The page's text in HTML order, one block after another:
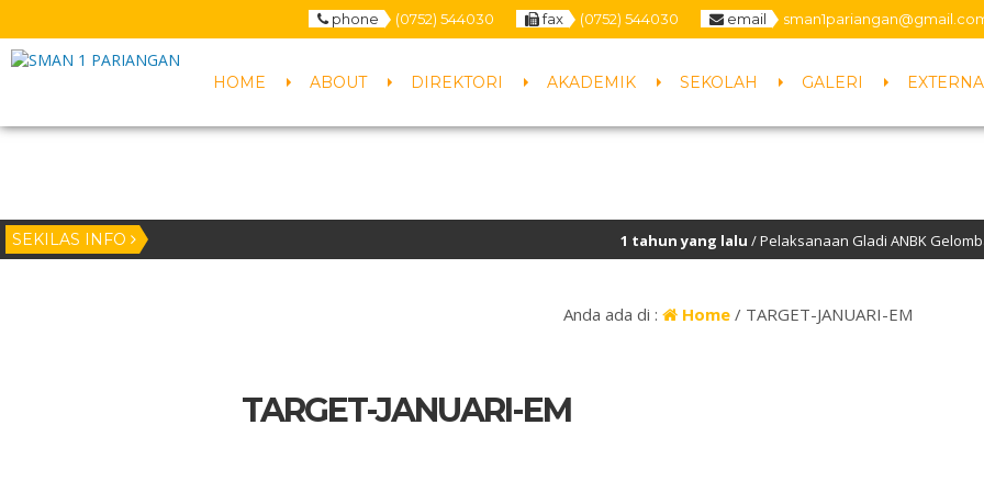
phone (0752) 544030 fax (0752) 544030 email
HOME ABOUT DIREKTORI AKADEMIK SEKOLAH GALERI
SEKILAS INFO 1 tahun yang lalu/ Pelaksanaan Gladi ANBK Gelombang
Anda ada di : Home / TARGET-JANUARI-EM
TARGET-JANUARI-EM